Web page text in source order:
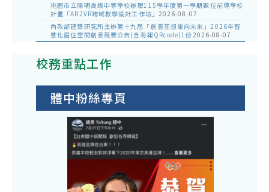
桃園市立陽明高級中等學校辦理115學年度第一學期數位前導學校
計畫「AR2VR跨域教學設計工作坊」 2026-08-07
內政部建築研究所主辦第十九屆「創意狂想巢向未來」2026年智
慧化居住空間創意競賽公告(含海報QRcode)1份2026-08-07
校務重點工作
體中粉絲專頁